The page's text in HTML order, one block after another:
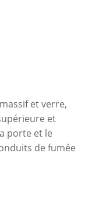
et verre,
et
porte et le
de fumée